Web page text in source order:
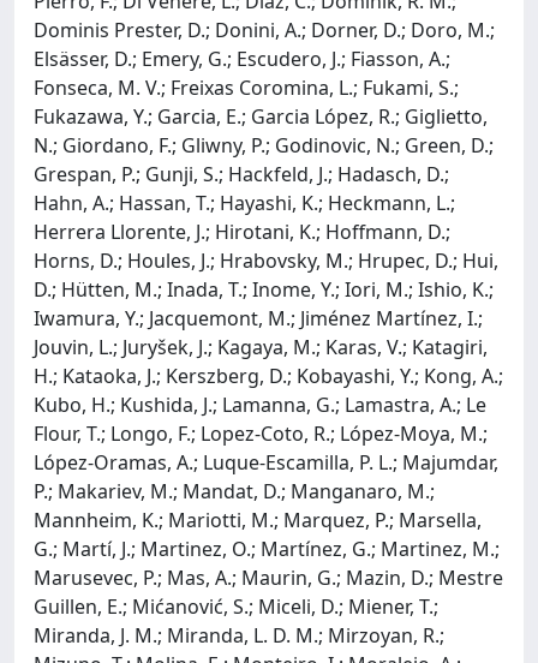
Dominis Prester, D.; Donini, A.; Dorner, D.; Doro, M.;
Elsässer, D.; Emery, G.; Escudero, J.; Fiasson, A.;
Fonseca, M. V.; Freixas Coromina, L.; Fukami, S.;
Fukazawa, Y.; Garcia, E.; Garcia López, R.; Giglietto,
N.; Giordano, F.; Gliwny, P.; Godinovic, N.; Green, D.;
Grespan, P.; Gunji, S.; Hackfeld, J.; Hadasch, D.;
Hahn, A.; Hassan, T.; Hayashi, K.; Heckmann, L.;
Herrera Llorente, J.; Hirotani, K.; Hoffmann, D.;
Horns, D.; Houles, J.; Hrabovsky, M.; Hrupec, D.; Hui,
D.; Hütten, M.; Inada, T.; Inome, Y.; Iori, M.; Ishio, K.;
Iwamura, Y.; Jacquemont, M.; Jiménez Martínez, I.;
Jouvin, L.; Juryšek, J.; Kagaya, M.; Karas, V.; Katagiri,
H.; Kataoka, J.; Kerszberg, D.; Kobayashi, Y.; Kong, A.;
Kubo, H.; Kushida, J.; Lamanna, G.; Lamastra, A.; Le
Flour, T.; Longo, F.; Lopez-Coto, R.; López-Moya, M.;
López-Oramas, A.; Luque-Escamilla, P. L.; Majumdar,
P.; Makariev, M.; Mandat, D.; Manganaro, M.;
Mannheim, K.; Mariotti, M.; Marquez, P.; Marsella,
G.; Martí, J.; Martinez, O.; Martínez, G.; Martinez, M.;
Marusevec, P.; Mas, A.; Maurin, G.; Mazin, D.; Mestre
Guillen, E.; Mićanović, S.; Miceli, D.; Miener, T.;
Miranda, J. M.; Miranda, L. D. M.; Mirzoyan, R.;